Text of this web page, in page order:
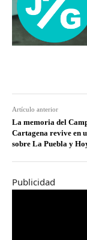
Artículo anterior
La memoria del
Cartagena revive en
sobre La Puebla y
Publicidad